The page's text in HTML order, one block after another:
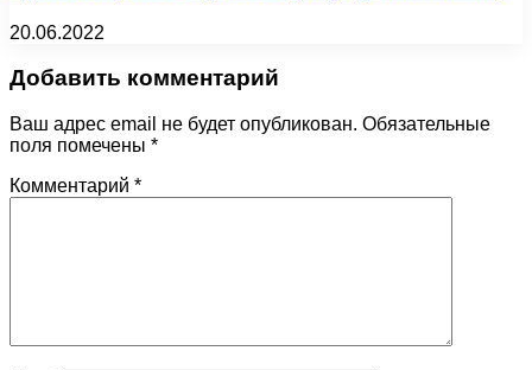
20.06.2022
Добавить комментарий
Ваш адрес email не будет опубликован. Обязательные
поля помечены *
Комментарий *